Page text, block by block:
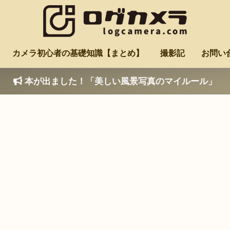
カメラ初心者の基礎知識【まとめ】 撮影記 お問い
本が出ました！「美しい風景写真のマイルール」